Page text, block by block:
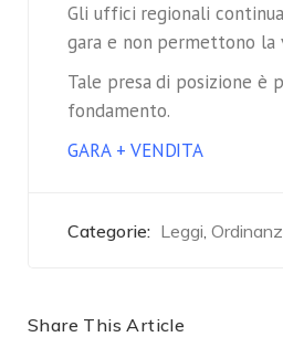
Gli uffici regionali
gara e non permettono la
Tale presa di posizione è
fondamento.
GARA + VENDITA
Categorie: Leggi,
Share This Article